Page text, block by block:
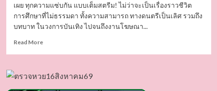
เผย ทุกความแซ่บกัน แบบเต็มสตรีม! ไม่ว่าจะเป็นเรื่องราวชีวิต
การศึกษาที่ไม่ธรรมดา ทั้งความสามารถ ทางดนตรีเป็นเลิศ รวมถึง
บทบาท ในวงการบันเทิง ไปจนถึงงานโฆษณา...
Read MoreRead
วาริ